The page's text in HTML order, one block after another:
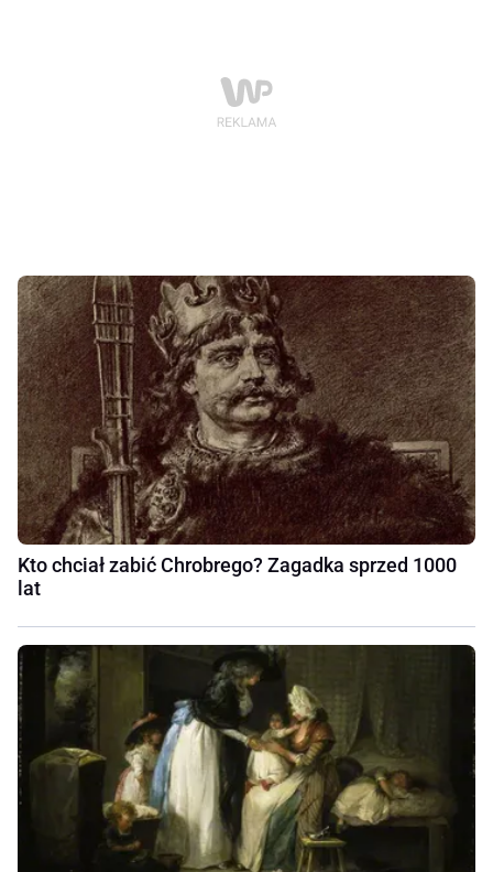
Kto chciał zabić Chrobrego? Zagadka sprzed 1000
lat